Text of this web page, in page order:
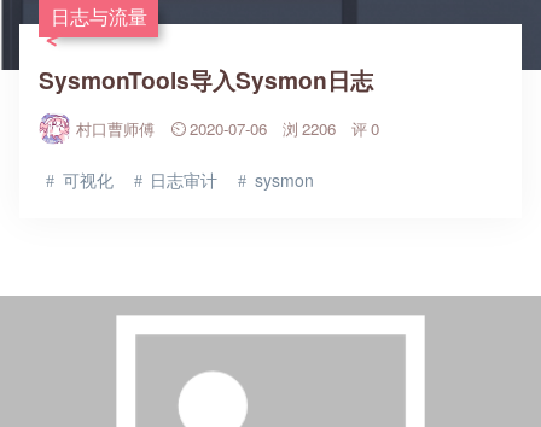
日志与流量
SysmonTools导入Sysmon日志
村口曹师傅 2020-07-06 2206 0
可视化 日志审计 sysmon